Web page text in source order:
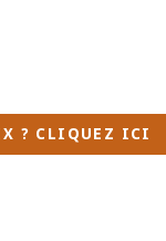
? CLIQUEZ ICI